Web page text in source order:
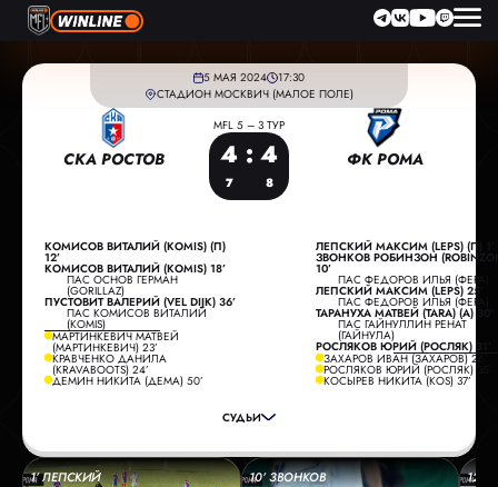
5 МАЯ 2024
17:30
СТАДИОН МОСКВИЧ (МАЛОЕ ПОЛЕ)
СКА РОСТОВ
КОМИСОВ ВИТАЛИЙ (KOMIS) (П)
12’
КОМИСОВ ВИТАЛИЙ (KOMIS) 18’
ПАС ОСНОВ ГЕРМАН
(GORILLAZ)
ПУСТОВИТ ВАЛЕРИЙ (VEL DIJK) 36’
ПАС КОМИСОВ ВИТАЛИЙ
(KOMIS)
МАРТИНКЕВИЧ МАТВЕЙ
(МАРТИНКЕВИЧ) 23’
КРАВЧЕНКО ДАНИЛА
(KRAVABOOTS) 24’
ДЕМИН НИКИТА (ДЕМА) 50’
MFL 5 – 3 ТУР
7
4 : 4
8
СУДЬИ
ЛЕПСКИЙ МАКСИМ (LEPS) (П) 1’
ЗВОНКОВ РОБИНЗОН
10’
ПАС ФЕДОРОВ ИЛЬЯ (ФЕРА)
ЛЕПСКИЙ МАКСИМ (LEPS) 25’
ПАС ФЕДОРОВ ИЛЬЯ (ФЕРА)
ТАРАНУХА МАТВЕЙ (TARA) (А) 30’
ПАС ГАЙНУЛЛИН РЕНАТ
(ГАЙНУЛА)
РОСЛЯКОВ ЮРИЙ (РОСЛЯК) 31’
ЗАХАРОВ ИВАН (ЗАХАРОВ) 26’
РОСЛЯКОВ ЮРИЙ (РОСЛЯК) 35’
КОСЫРЕВ НИКИТА (KOS) 37’
ФК РОМА
ГЛАВНЫЙ СУДЬЯ:
ЖИЛИНСКИЙ ДМИТРИЙ
ПОМОЩНИК СУДЬИ:
ФИЛИМОНОВ АЛЕКСАНДР
РЕЗЕРВНЫЙ СУДЬЯ:АПОНАСЕНКО ЮРИЙ
1’ ЛЕПСКИЙ 10’ ЗВОНКОВ 12’